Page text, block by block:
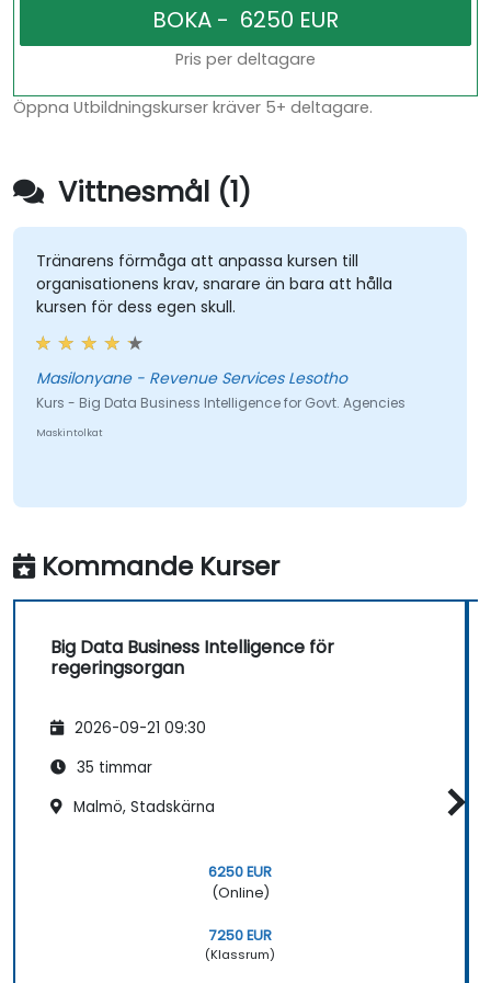
Pris per deltagare
Öppna Utbildningskurser kräver 5+ deltagare.
Vittnesmål (1)
Tränarens förmåga att anpassa kursen till
organisationens krav, snarare än bara att hålla
kursen för dess egen skull.
Masilonyane - Revenue Services Lesotho
Kurs - Big Data Business Intelligence for Govt. Agencies
Maskintolkat
Kommande Kurser
Big Data Business Intelligence för
regeringsorgan
2026-09-21 09:30
35 timmar
Malmö, Stadskärna
6250 EUR
(Online)
7250 EUR
(Klassrum)